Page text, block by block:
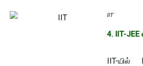
IIT
4. IIT-
IIT-யில்